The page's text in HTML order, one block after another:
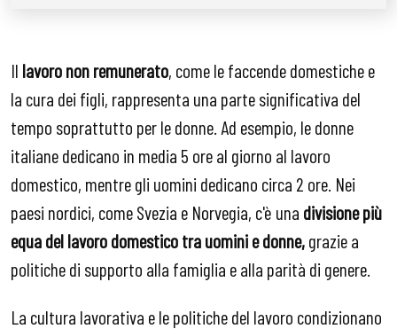
Il lavoro non remunerato, come le faccende domestiche e
la cura dei figli, rappresenta una parte significativa del
tempo soprattutto per le donne. Ad esempio, le donne
italiane dedicano in media 5 ore al giorno al lavoro
domestico, mentre gli uomini dedicano circa 2 ore. Nei
paesi nordici, come Svezia e Norvegia, c'è una divisione più
equa del lavoro domestico tra uomini e donne,grazie a
politiche di supporto alla famiglia e alla parità di genere.
La cultura lavorativa e le politiche del lavoro condizionano